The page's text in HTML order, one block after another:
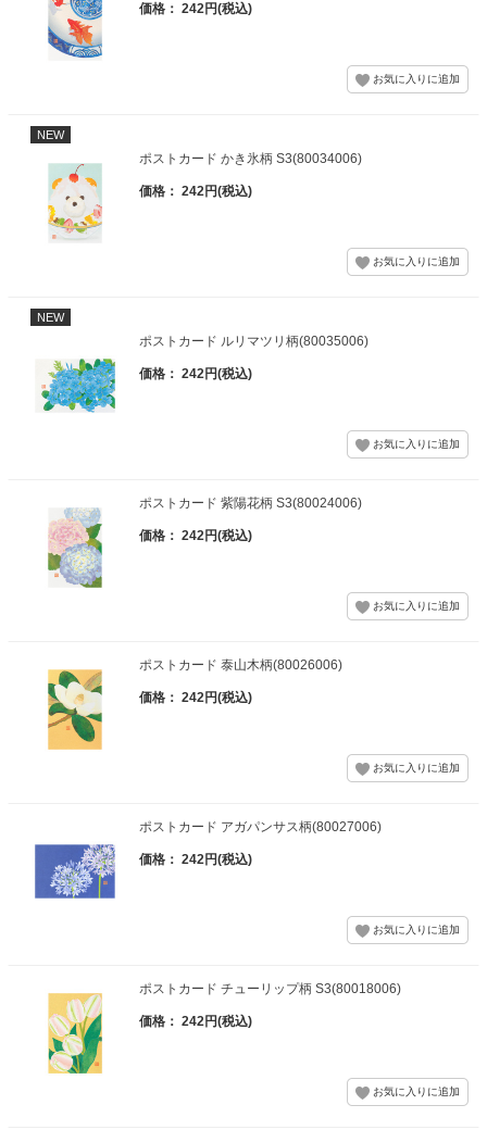
価格： 242円(税込)
NEW
ポストカード かき氷柄 S3(80034006)
価格： 242円(税込)
NEW
ポストカード ルリマツリ柄(80035006)
価格： 242円(税込)
ポストカード 紫陽花柄 S3(80024006)
価格： 242円(税込)
ポストカード 泰山木柄(80026006)
価格： 242円(税込)
ポストカード アガパンサス柄(80027006)
価格： 242円(税込)
ポストカード チューリップ柄 S3(80018006)
価格： 242円(税込)